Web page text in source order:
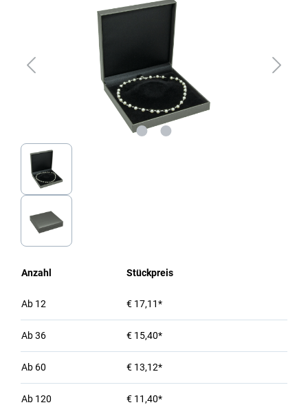
Anzahl Stückpreis
Ab 12 € 17,11*
Ab36 € 15,40*
Ab 60 € 13,12*
Ab 120 € 11,40*